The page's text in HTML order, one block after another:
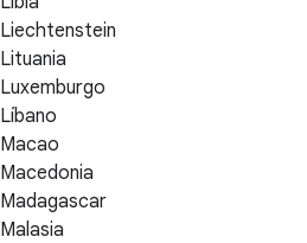
Liechtenstein
Lituania
Luxemburgo
Líbano
Macao
Macedonia
Madagascar
Malasia